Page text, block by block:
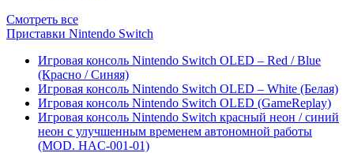
Смотреть все
Приставки Nintendo Switch
Игровая консоль Nintendo Switch OLED – Red / Blue
(Красно / Синяя)
Игровая консоль Nintendo Switch OLED – White (Белая)
Игровая консоль Nintendo Switch OLED (GameReplay)
Игровая консоль Nintendo Switch красный неон / синий
неон с улучшенным временем автономной работы
(MOD. HAC-001-01)